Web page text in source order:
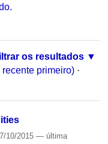
os resultados
primeiro) ·
10/2015 — última